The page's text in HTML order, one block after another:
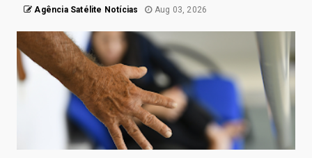
Agência Satélite Notícias Aug 03, 2026